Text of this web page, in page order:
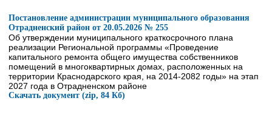
Постановление администрации муниципального образования
Отрадненский район от 20.05.2026 № 255
Об утверждении муниципального краткосрочного плана
реализации Региональной программы «Проведение
капитального ремонта общего имущества собственников
помещений в многоквартирных домах, расположенных на
территории Краснодарского края, на 2014-2082 годы» на этап
2027 года в Отрадненском районе
Скачать документ (zip, 84 Кб)